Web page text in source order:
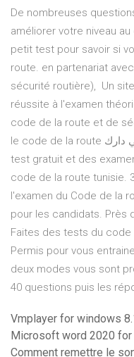
De nombreuses
améliorer votre niveau
petit test pour savoir si
route. en partenariat
sécurité routière), Un
réussite à l'examen
code de la route et de
le code de la route وانت في دارك. vous trouvez des leçons ,
test gratuit et des
code de la route tunisie.
l'examen du Code de la
pour les candidats. Près
Faites des tests du
Permis pour vous
deux modes vous sont
40 questions puis les
Vmplayer for windows
Microsoft word 2020
Comment remettre le